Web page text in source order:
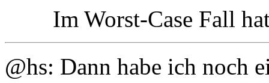
Im Worst-Case Fall
@hs: Dann habe ich noch